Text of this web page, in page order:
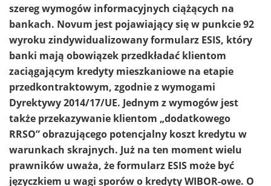
szereg wymogów informacyjnych ciążących na
bankach. Novum jest pojawiający się w punkcie 92
wyroku zindywidualizowany formularz ESIS, który
banki mają obowiązek przedkładać klientom
zaciągającym kredyty mieszkaniowe na etapie
przedkontraktowym, zgodnie z wymogami
Dyrektywy 2014/17/UE. Jednym z wymogów jest
także przekazywanie klientom „dodatkowego
RRSO” obrazującego potencjalny koszt kredytu w
warunkach skrajnych. Już na ten moment wielu
prawników uważa, że formularz ESIS może być
języczkiem u wagi sporów o kredyty WIBOR-owe. O